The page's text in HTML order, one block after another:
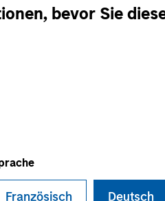
bevor Sie
Französisch Deutsch